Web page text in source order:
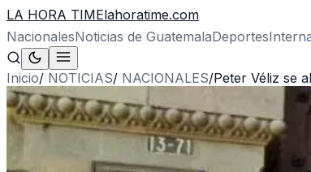
LA HORA TIMElahoratime.com
NacionalesNoticias de GuatemalaDeportes
Inicio/ NOTICIAS/ NACIONALES/Peter Véliz se